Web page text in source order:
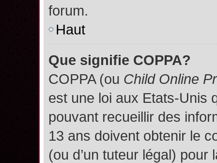
forum.
Haut
Que signifie COPPA?
COPPA (ou Child Online
est une loi aux Etats-Unis
pouvant recueillir des
13 ans doivent obtenir le
(ou d’un tuteur légal)